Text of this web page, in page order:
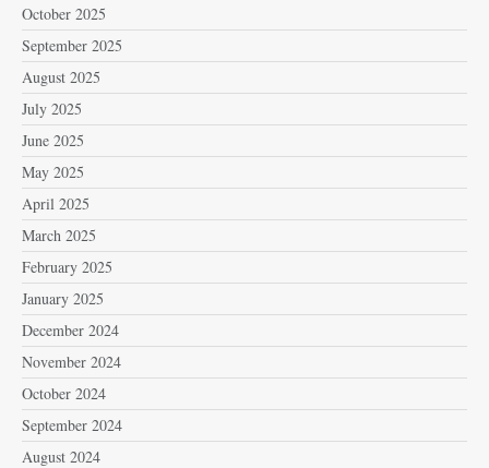
October 2025
September 2025
August 2025
July 2025
June 2025
May 2025
April 2025
March 2025
February 2025
January 2025
December 2024
November 2024
October 2024
September 2024
August 2024